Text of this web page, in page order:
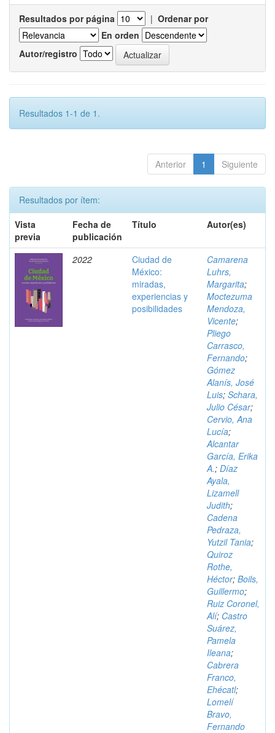
Resultados por página | Ordenar por
En orden
Autor/registro
Resultados 1-1 de 1.
Anterior 1 Siguiente
Resultados por ítem:
Vista
previa
Fecha de
publicación
Título Autor(es)
2022
Ciudad de
México:
miradas,
experiencias y
posibilidades
Camarena
Luhrs,
Margarita;
Moctezuma
Mendoza,
Vicente;
Pliego
Carrasco,
Fernando;
Gómez
Alanís, José
Luis; Schara,
Julio César;
Cervio, Ana
Lucía;
Alcantar
García, Erika
A.; Díaz
Ayala,
Lizamell
Judith;
Cadena
Pedraza,
Yutzil Tania;
Quiroz
Rothe,
Héctor; Boils,
Guillermo;
Ruiz Coronel,
Alí; Castro
Suárez,
Pamela
Ileana;
Cabrera
Franco,
Ehécatl;
Lomelí
Bravo,
Fernando